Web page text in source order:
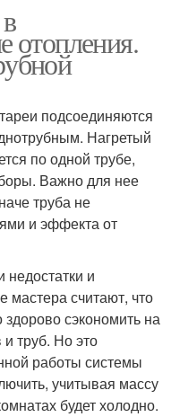
отопления.
подсоединяются
Нагретый
по одной трубе,
Важно для нее
труба не
и эффекта от
недостатки и
мастера считают, что
сэкономить на
труб. Но это
работы системы
учитывая массу
будет холодно.